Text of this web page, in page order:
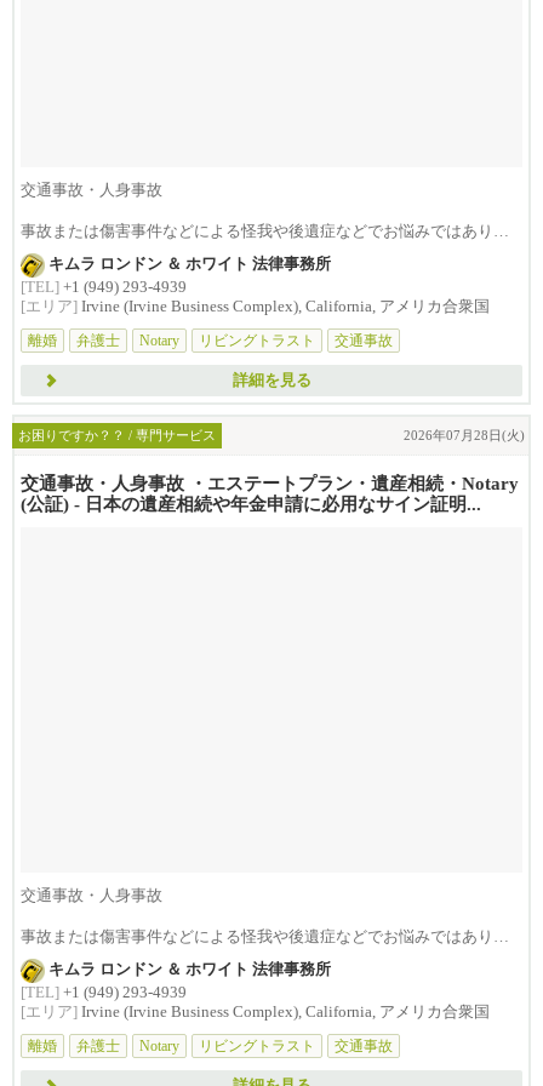
交通事故・人身事故
事故または傷害事件などによる怪我や後遺症などでお悩みではありま
せんか？損害賠償は治療費...
キムラ ロンドン ＆ ホワイト 法律事務所
[TEL] +1 (949) 293-4939
[エリア] Irvine (Irvine Business Complex), California, アメリカ合衆国
離婚
弁護士 Notary リビングトラスト 交通事故
詳細を見る
お困りですか？？ / 専門サービス 2026年07月28日(火)
交通事故・人身事故 ・エステートプラン・遺産相続・Notary
(公証) - 日本の遺産相続や年金申請に必用なサイン証明...
交通事故・人身事故
事故または傷害事件などによる怪我や後遺症などでお悩みではありま
せんか？損害賠償は治療費...
キムラ ロンドン ＆ ホワイト 法律事務所
[TEL] +1 (949) 293-4939
[エリア] Irvine (Irvine Business Complex), California, アメリカ合衆国
離婚
弁護士 Notary リビングトラスト 交通事故